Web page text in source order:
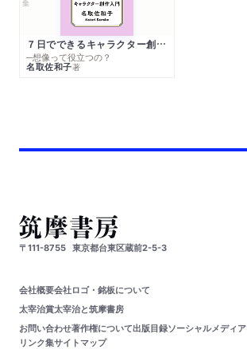
７日でできるキャラクター創作入門
─想像って役立つの？
名取佐和子著
〒111-8755 東京都台東区蔵前2-5-3
会社概要会社ロゴ・銘板について
太宰治賞太宰治と筑摩書房
お問い合わせ著作権について出版目録ソーシャルメディア
リンク集サイトマップ